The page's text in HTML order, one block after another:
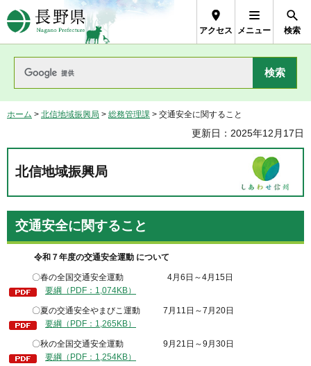
長野県Nagano Prefecture
アクセス メニュー 検索
ホーム > 北信地域振興局 > 総務管理課 > 交通安全に関すること
更新日：2025年12月17日
北信地域振興局
交通安全に関すること
令和７年度の交通安全運動 について
〇春の全国交通安全運動 4月6日～4月15日
要綱（PDF：1,074KB）
〇夏の交通安全やまびこ運動 7月11日～7月20日
要綱（PDF：1,265KB）
〇秋の全国交通安全運動 9月21日～9月30日
要綱（PDF：1,254KB）